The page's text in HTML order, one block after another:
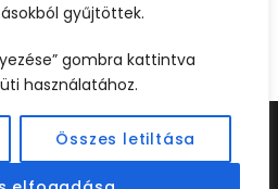
gyűjtöttek.
gombra kattintva
használatához.
Összes letiltása
WEBCREATIVE